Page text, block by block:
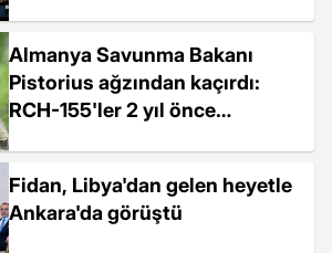
Almanya Savunma Bakanı
Pistorius ağzından kaçırdı:
RCH-155'ler 2 yıl önce
Fidan, Libya'dan gelen heyetle
Ankara'da görüştü